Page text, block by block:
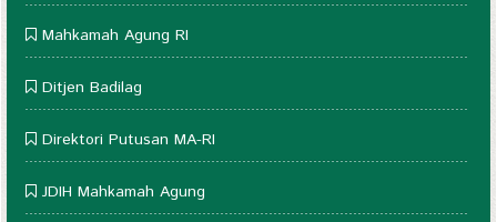
Mahkamah Agung RI
Ditjen Badilag
Direktori Putusan MA-RI
JDIH Mahkamah Agung